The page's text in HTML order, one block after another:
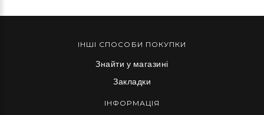
ІНШІ СПОСОБИ ПОКУПКИ
Знайти у магазині
Закладки
ІНФОРМАЦІЯ